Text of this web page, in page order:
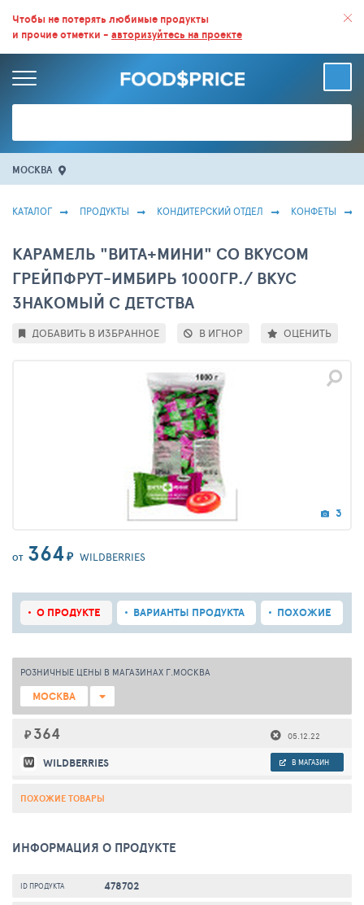
ВСЕ СКИДКИ И ВЫГОДНЫЕ ЦЕНЫ НА ПРОДУКТЫ В МАГАЗИНАХ.
БОЛЬШЕ 100 000 ТОВАРОВ. ЕЖЕДНЕВНОЕ ОБНОВЛЕНИЕ ЦЕН.
Чтобы не потерять любимые продукты
и прочие отметки - авторизуйтесь на проекте
МОСКВА
КАТАЛОГ ПРОДУКТЫ КОНДИТЕРСКИЙ ОТДЕЛ КОНФЕТЫ
КАРАМЕЛЬ "ВИТА+МИНИ" СО ВКУСОМ
ГРЕЙПФРУТ-ИМБИРЬ 1000ГР./ ВКУС
ЗНАКОМЫЙ С ДЕТСТВА
3
ОТ 364 ₽ WILDBERRIES
ДОБАВИТЬ В ИЗБРАННОЕ В ИГНОР ОЦЕНИТЬ
О ПРОДУКТЕ ВАРИАНТЫ ПРОДУКТА ПОХОЖИЕ
РОЗНИЧНЫЕ ЦЕНЫ В МАГАЗИНАХ Г.МОСКВА
МОСКВА
₽ 364 05.12.22
WILDBERRIES В МАГАЗИН
ПОХОЖИЕ ТОВАРЫ
ИНФОРМАЦИЯ О ПРОДУКТЕ
ID ПРОДУКТА 478702